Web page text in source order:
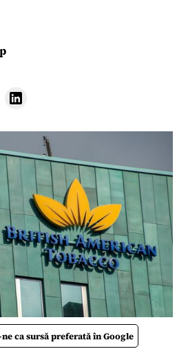
ca sursă preferată în Google